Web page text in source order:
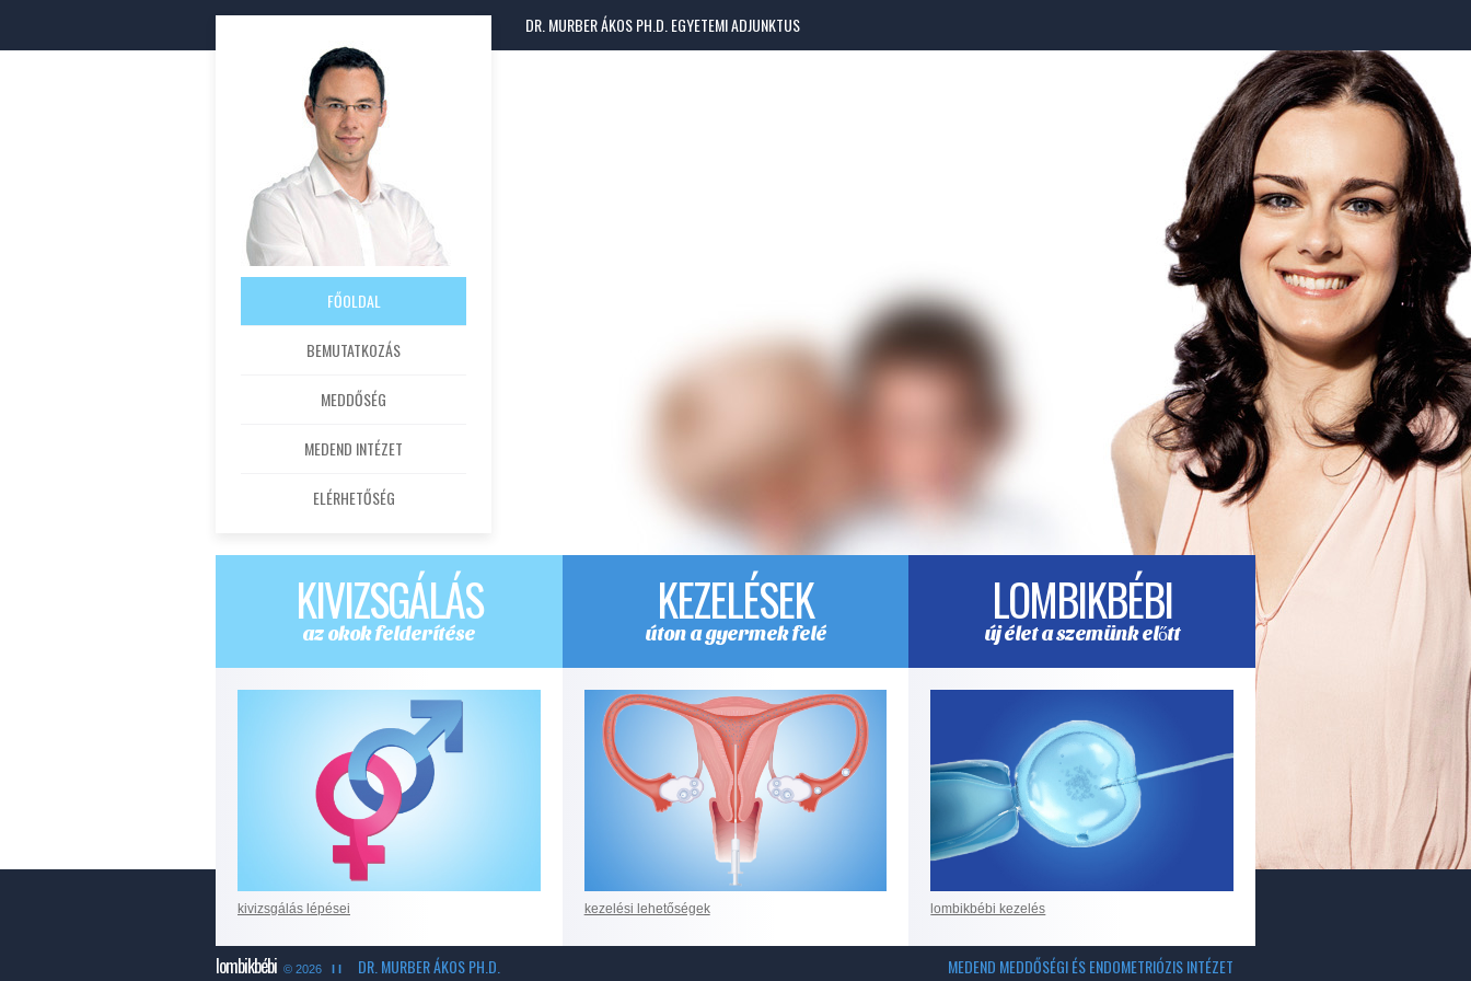
DR. MURBER ÁKOS PH.D. EGYETEMI ADJUNKTUS
FŐOLDAL
BEMUTATKOZÁS
MEDDŐSÉG
MEDEND INTÉZET
ELÉRHETŐSÉG
KIVIZSGÁLÁS
az okok felderítése
kivizsgálás lépései
KEZELÉSEK
úton a gyermek felé
kezelési lehetőségek
LOMBIKBÉBI
új élet a szemünk előtt
lombikbébi kezelés
lombikbébi © 2026 I I DR. MURBER ÁKOS PH.D. MEDEND MEDDŐSÉGI ÉS ENDOMETRIÓZIS INTÉZET